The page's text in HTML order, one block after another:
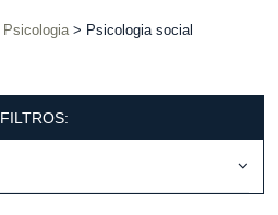
Psicologia Psicologia social
FILTROS: